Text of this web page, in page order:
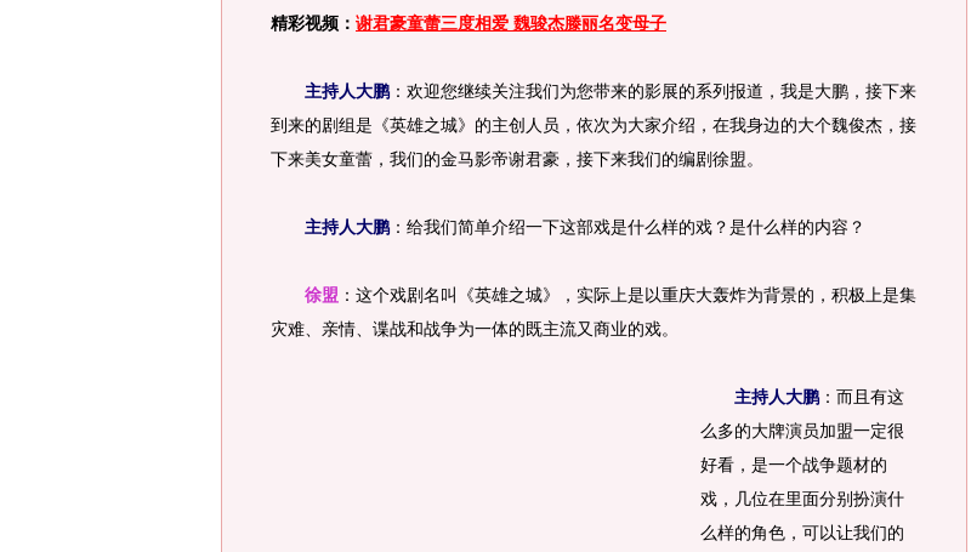
精彩视频： 谢君豪童蕾三度相爱 魏骏杰滕丽名变母子
主持人大鹏：欢迎您继续关注我们为您带来的影展的系列报道，我是大鹏，接下来
到来的剧组是《英雄之城》的主创人员，依次为大家介绍，在我身边的大个魏俊杰，接
下来美女童蕾，我们的金马影帝谢君豪，接下来我们的编剧徐盟。
主持人大鹏：给我们简单介绍一下这部戏是什么样的戏？是什么样的内容？
徐盟 ：这个戏剧名叫《英雄之城》，实际上是以重庆大轰炸为背景的，积极上是集
灾难、亲情、谍战和战争为一体的既主流又商业的戏。
主持人大鹏：而且有这
么多的大牌演员加盟一定很
好看，是一个战争题材的
戏，几位在里面分别扮演什
么样的角色，可以让我们的